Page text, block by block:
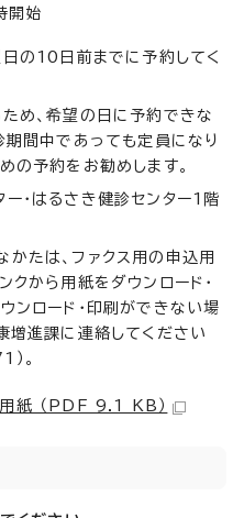
開始
の10日前までに予約してく
め、希望の日に予約できな
期間中であっても定員になり
の予約をお勧めします。
・はるさき健診センター1階
たは、ファクス用の申込用
クから用紙をダウンロード・
ンロード・印刷ができない場
増進課に連絡してください
。
紙 （PDF 9.1 KB）